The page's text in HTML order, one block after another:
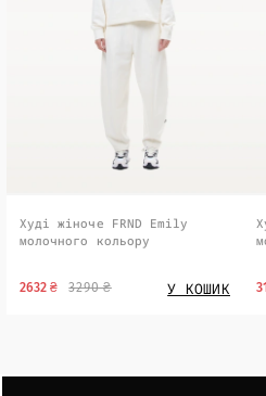
Худі жіноче FRND Emily
молочного кольору
3290 ₴
2632 ₴ У КОШИК